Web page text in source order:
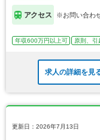
アクセス ※お問い合わ
年収600万円以上可 原則、引
求人の詳細を見
更新日：2026年7月13日